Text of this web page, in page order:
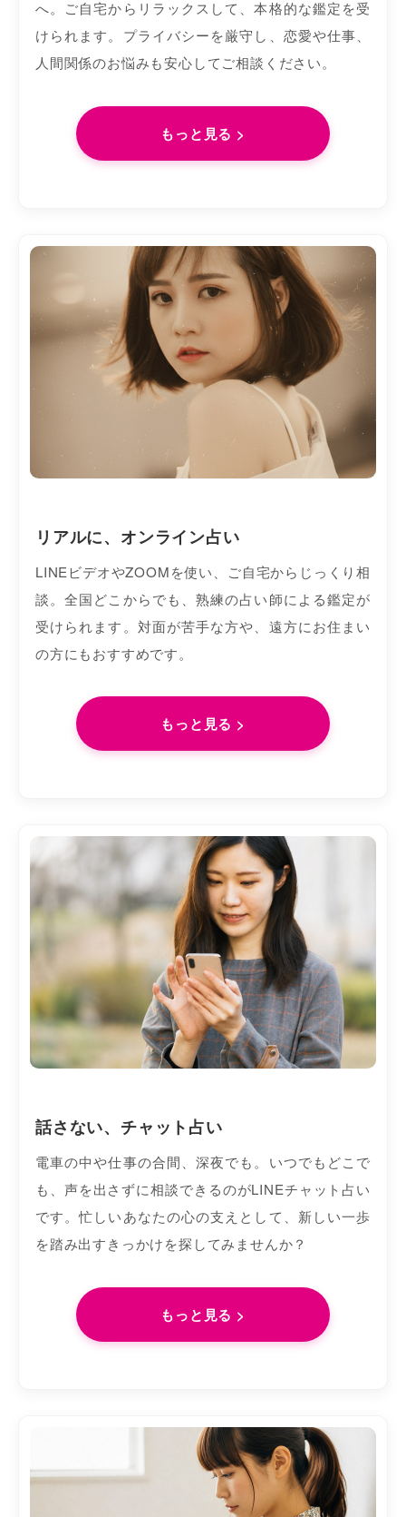
へ。ご自宅からリラックスして、本格的な鑑定を受
けられます。プライバシーを厳守し、恋愛や仕事、
人間関係のお悩みも安心してご相談ください。
もっと見る >
リアルに、オンライン占い
LINEビデオやZOOMを使い、ご自宅からじっくり相
談。全国どこからでも、熟練の占い師による鑑定が
受けられます。対面が苦手な方や、遠方にお住まい
の方にもおすすめです。
もっと見る >
話さない、チャット占い
電車の中や仕事の合間、深夜でも。いつでもどこで
も、声を出さずに相談できるのがLINEチャット占い
です。忙しいあなたの心の支えとして、新しい一歩
を踏み出すきっかけを探してみませんか？
もっと見る >